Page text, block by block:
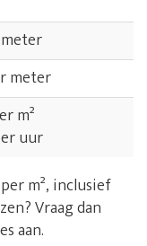
meter
m²
uur
m², inclusief
Vraag dan
aan.